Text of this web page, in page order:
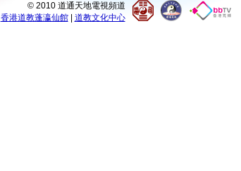
© 2010 道通天地電視頻道
香港道教蓬瀛仙館| 道教文化中心